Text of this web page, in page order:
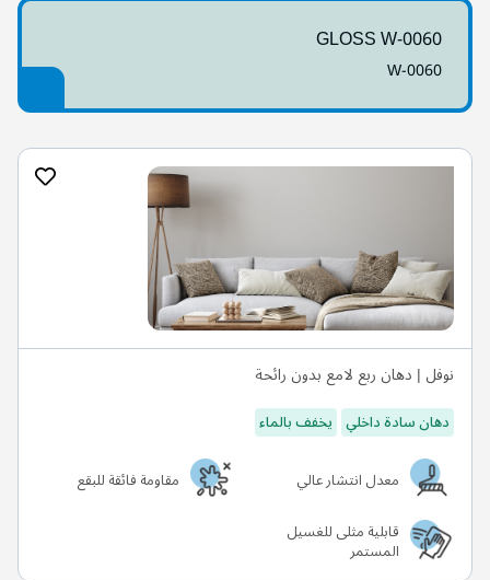
GLOSS W-0060
W-0060
نوفل | دهان ربع لامع بدون رائحة
دهان سادة داخلي يخفف بالماء
معدل انتشار عالي
مقاومة فائقة للبقع
قابلية مثلى للغسيل
المستمر